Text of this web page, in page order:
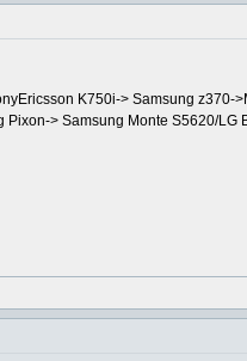
K750i-> Samsung z370-
> Samsung Monte S5620/LG